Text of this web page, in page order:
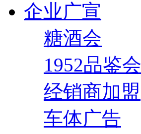
企业广宣
糖酒会
1952品鉴会
经销商加盟
车体广告